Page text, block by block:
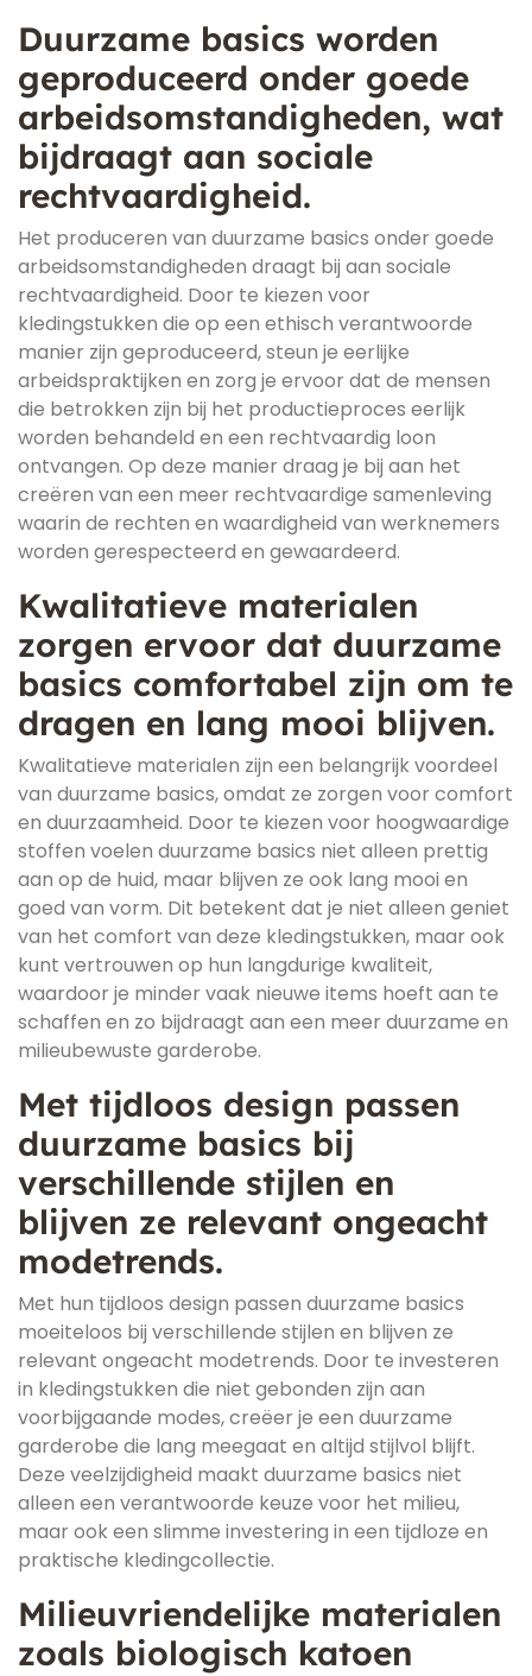
Duurzame basics worden
geproduceerd onder goede
arbeidsomstandigheden, wat
bijdraagt aan sociale
rechtvaardigheid.
Het produceren van duurzame basics onder goede
arbeidsomstandigheden draagt bij aan sociale
rechtvaardigheid. Door te kiezen voor
kledingstukken die op een ethisch verantwoorde
manier zijn geproduceerd, steun je eerlijke
arbeidspraktijken en zorg je ervoor dat de mensen
die betrokken zijn bij het productieproces eerlijk
worden behandeld en een rechtvaardig loon
ontvangen. Op deze manier draag je bij aan het
creëren van een meer rechtvaardige samenleving
waarin de rechten en waardigheid van werknemers
worden gerespecteerd en gewaardeerd.
Kwalitatieve materialen
zorgen ervoor dat duurzame
basics comfortabel zijn om te
dragen en lang mooi blijven.
Kwalitatieve materialen zijn een belangrijk voordeel
van duurzame basics, omdat ze zorgen voor comfort
en duurzaamheid. Door te kiezen voor hoogwaardige
stoffen voelen duurzame basics niet alleen prettig
aan op de huid, maar blijven ze ook lang mooi en
goed van vorm. Dit betekent dat je niet alleen geniet
van het comfort van deze kledingstukken, maar ook
kunt vertrouwen op hun langdurige kwaliteit,
waardoor je minder vaak nieuwe items hoeft aan te
schaffen en zo bijdraagt aan een meer duurzame en
milieubewuste garderobe.
Met tijdloos design passen
duurzame basics bij
verschillende stijlen en
blijven ze relevant ongeacht
modetrends.
Met hun tijdloos design passen duurzame basics
moeiteloos bij verschillende stijlen en blijven ze
relevant ongeacht modetrends. Door te investeren
in kledingstukken die niet gebonden zijn aan
voorbijgaande modes, creëer je een duurzame
garderobe die lang meegaat en altijd stijlvol blijft.
Deze veelzijdigheid maakt duurzame basics niet
alleen een verantwoorde keuze voor het milieu,
maar ook een slimme investering in een tijdloze en
praktische kledingcollectie.
Milieuvriendelijke materialen
zoals biologisch katoen